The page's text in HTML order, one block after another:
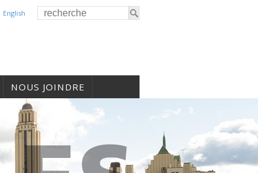
English
NOUS JOINDRE